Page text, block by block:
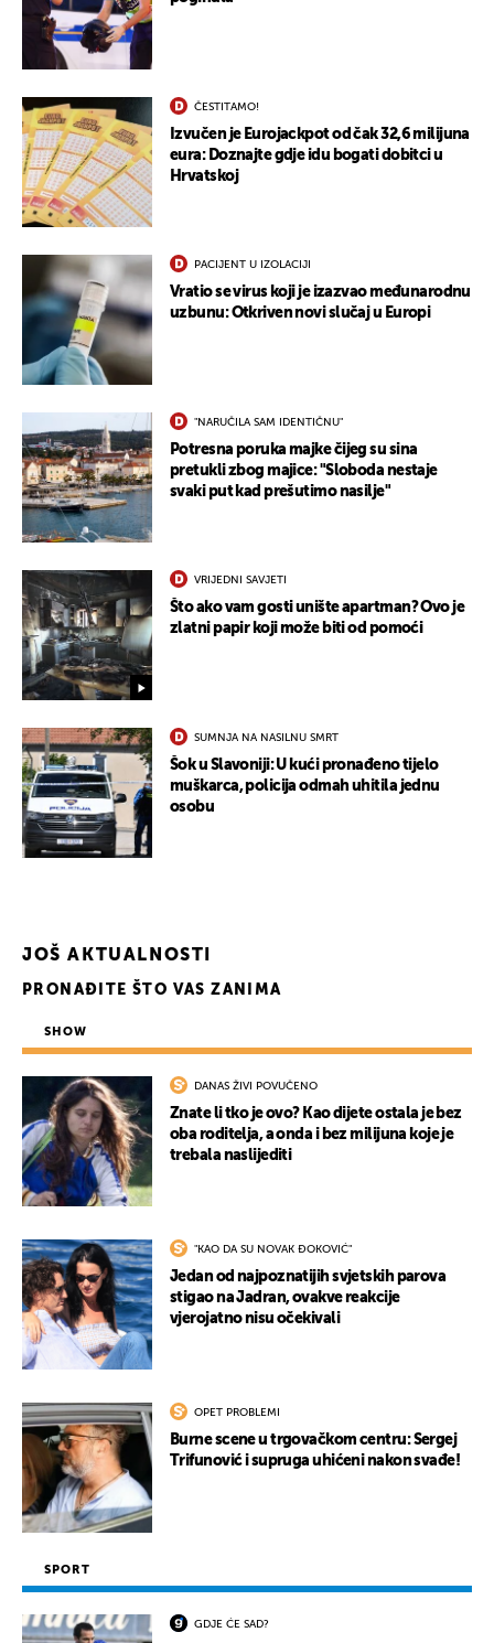
ČESTITAMO!
Izvučen je Eurojackpot od čak 32,6 milijuna
eura: Doznajte gdje idu bogati dobitci u
Hrvatskoj
PACIJENT U IZOLACIJI
Vratio se virus koji je izazvao međunarodnu
uzbunu: Otkriven novi slučaj u Europi
"NARUČILA SAM IDENTIČNU"
Potresna poruka majke čijeg su sina
pretukli zbog majice: "Sloboda nestaje
svaki put kad prešutimo nasilje"
VRIJEDNI SAVJETI
Što ako vam gosti unište apartman? Ovo je
zlatni papir koji može biti od pomoći
SUMNJA NA NASILNU SMRT
Šok u Slavoniji: U kući pronađeno tijelo
muškarca, policija odmah uhitila jednu
osobu
JOŠ AKTUALNOSTI
PRONAĐITE ŠTO VAS ZANIMA
SHOW
DANAS ŽIVI POVUČENO
Znate li tko je ovo? Kao dijete ostala je bez
oba roditelja, a onda i bez milijuna koje je
trebala naslijediti
"KAO DA SU NOVAK ĐOKOVIĆ"
Jedan od najpoznatijih svjetskih parova
stigao na Jadran, ovakve reakcije
vjerojatno nisu očekivali
OPET PROBLEMI
Burne scene u trgovačkom centru: Sergej
Trifunović i supruga uhićeni nakon svađe!
SPORT
GDJE ĆE SAD?
UKLJUČITE NOTIFIKACIJE